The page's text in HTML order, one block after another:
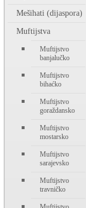
Mešihati (dijaspora)
Muftijstva
Muftijstvo
banjalučko
Muftijstvo
bihaćko
Muftijstvo
goraždansko
Muftijstvo
mostarsko
Muftijstvo
sarajevsko
Muftijstvo
travničko